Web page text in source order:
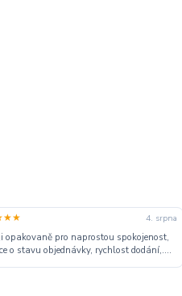
4. srpna
opakovaně pro naprostou spokojenost,
o stavu objednávky, rychlost dodání,....